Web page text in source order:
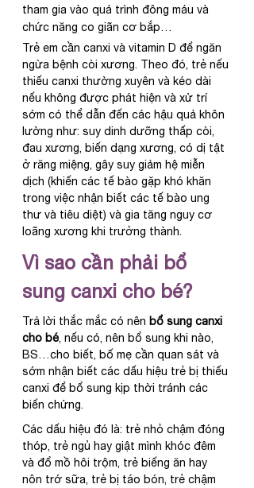
tham gia vào quá trình đông máu và
chức năng co giãn cơ bắp…
Trẻ em cần canxi và vitamin D để ngăn
ngừa bệnh còi xương. Theo đó, trẻ nếu
thiếu canxi thường xuyên và kéo dài
nếu không được phát hiện và xử trí
sớm có thể dẫn đến các hậu quả khôn
lường như: suy dinh dưỡng thấp còi,
đau xương, biến dạng xương, có dị tật
ở răng miệng, gây suy giảm hệ miễn
dịch (khiến các tế bào gặp khó khăn
trong việc nhận biết các tế bào ung
thư và tiêu diệt) và gia tăng nguy cơ
loãng xương khi trưởng thành.
Vì sao cần phải bổ
sung canxi cho bé?
Trả lời thắc mắc có nên bổ sung canxi
cho bé, nếu có, nên bổ sung khi nào,
BS…cho biết, bố mẹ cần quan sát và
sớm nhận biết các dấu hiệu trẻ bị thiếu
canxi để bổ sung kịp thời tránh các
biến chứng.
Các dấu hiệu đó là: trẻ nhỏ chậm đóng
thóp, trẻ ngủ hay giật mình khóc đêm
và đổ mồ hôi trộm, trẻ biếng ăn hay
nôn trớ sữa, trẻ bị táo bón, trẻ chậm